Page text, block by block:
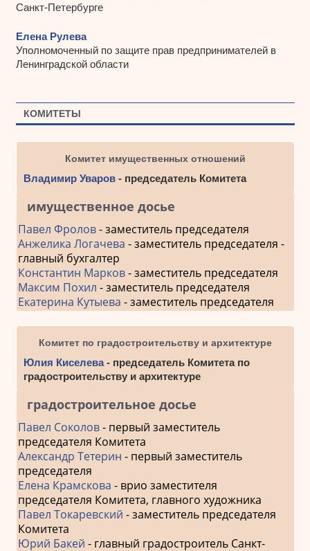
Санкт-Петербурге
Елена Рулева
Уполномоченный по защите прав предпринимателей в
Ленинградской области
КОМИТЕТЫ
Комитет имущественных отношений
Владимир Уваров- председатель Комитета
имущественное досье
Павел Фролов- заместитель председателя
Анжелика Логачева - заместитель председателя -
главный бухгалтер
Константин Марков- заместитель председателя
Максим Похил - заместитель председателя
Екатерина Кутыева - заместитель председателя
Комитет по градостроительству и архитектуре
Юлия Киселева- председатель Комитета по
градостроительству и архитектуре
градостроительное досье
Павел Соколов- первый заместитель
председателя Комитета
Александр Тетерин - первый заместитель
председателя
Елена Крамскова - врио заместителя
председателя Комитета, главного художника
Павел Токаревский - заместитель председателя
Комитета
Юрий Бакей - главный градостроитель Санкт-